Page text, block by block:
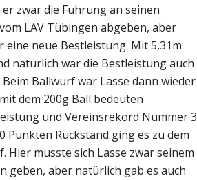
zwar die Führung an seinen
LAV Tübingen abgeben, aber
eine neue Bestleistung. Mit 5,31m
natürlich war die Bestleistung auch
Ballwurf war Lasse dann wieder
dem 200g Ball bedeuten
und Vereinsrekord Nummer 3
Punkten Rückstand ging es zu dem
Hier musste sich Lasse zwar seinem
geben, aber natürlich gab es auch